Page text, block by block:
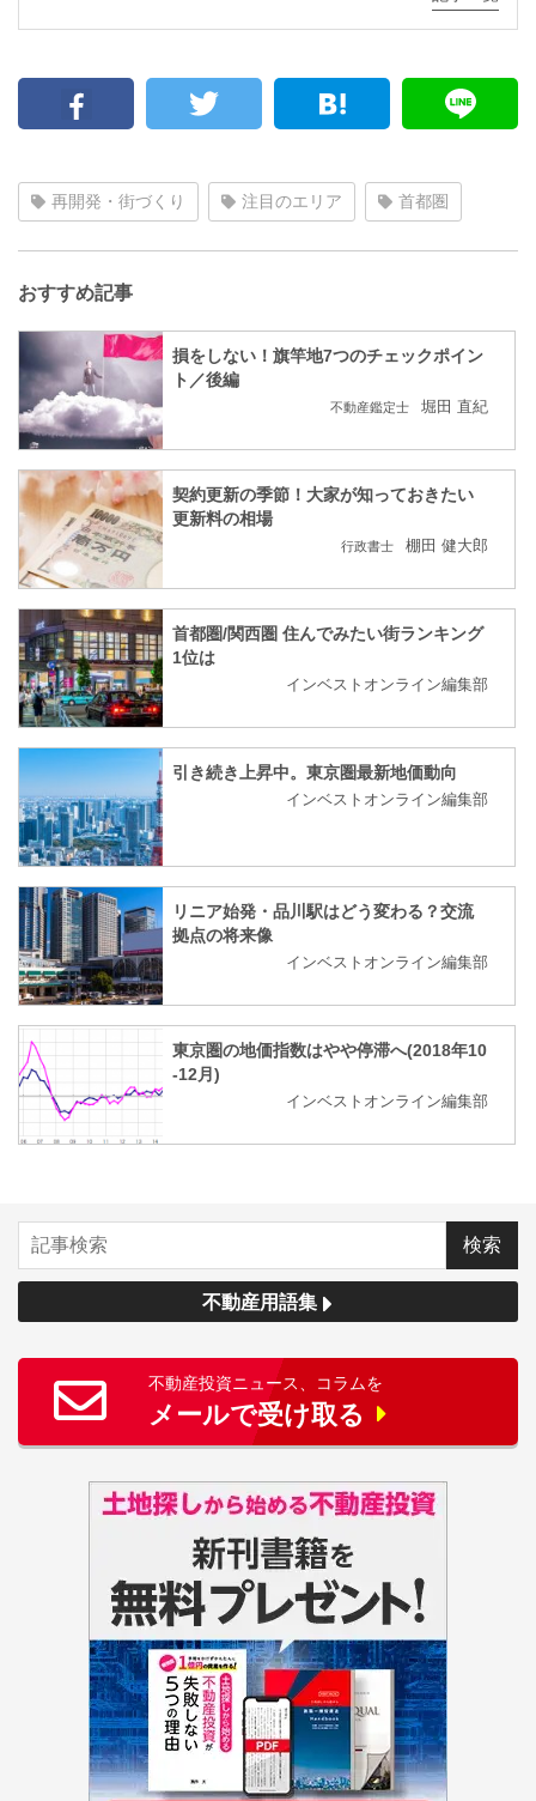
再開発・街づくり 注目のエリア 首都圏
おすすめ記事
損をしない！旗竿地7つのチェックポイン
ト／後編
不動産鑑定士 堀田 直紀
契約更新の季節！大家が知っておきたい
更新料の相場
行政書士 棚田 健大郎
首都圏/関西圏 住んでみたい街ランキング
1位は
インベストオンライン編集部
引き続き上昇中。東京圏最新地価動向
インベストオンライン編集部
リニア始発・品川駅はどう変わる？交流
拠点の将来像
インベストオンライン編集部
東京圏の地価指数はやや停滞へ(2018年10
-12月)
インベストオンライン編集部
不動産用語集
不動産投資ニュース、コラムを
メールで受け取る